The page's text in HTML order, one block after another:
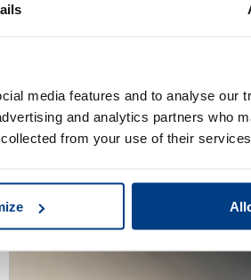
media features and to analyse our
and analytics partners who
from your use of their
WHITE PAPER